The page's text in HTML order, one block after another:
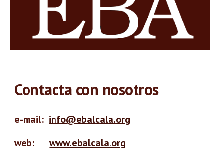
Contacta con nosotros
e-mail: info@ebalcala.org
web: www.ebalcala.org